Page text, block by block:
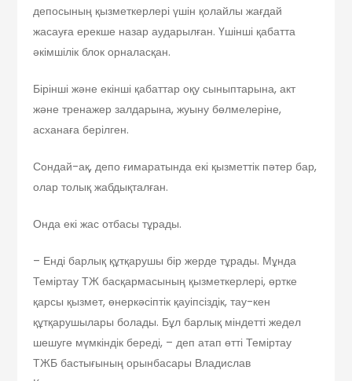
депосының қызметкерлері үшін қолайлы жағдай
жасауға ерекше назар аударылған. Үшінші қабатта
әкімшілік блок орналасқан.
Бірінші және екінші қабаттар оқу сыныптарына, акт
және тренажер залдарына, жуыну бөлмелеріне,
асханаға берілген.
Сондай-ақ, депо ғимаратында екі қызметтік пәтер бар,
олар толық жабдықталған.
Онда екі жас отбасы тұрады.
– Енді барлық құтқарушы бір жерде тұрады. Мұнда
Теміртау ТЖ басқармасының қызметкерлері, өртке
қарсы қызмет, өнеркәсіптік қауіпсіздік, тау-кен
құтқарушылары болады. Бұл барлық міндетті жедел
шешуге мүмкіндік береді, – деп атап өтті Теміртау
ТЖБ бастығының орынбасары Владислав